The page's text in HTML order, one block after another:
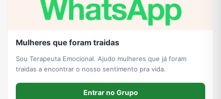
Mulheres que foram traidas
Sou Terapeuta Emocional. Ajudo mulheres que já foram
traidas a encontrar o nosso sentimento pra vida.
Entrar no Grupo